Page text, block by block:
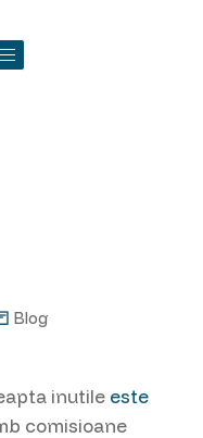
Blog
inutile este
comisioane